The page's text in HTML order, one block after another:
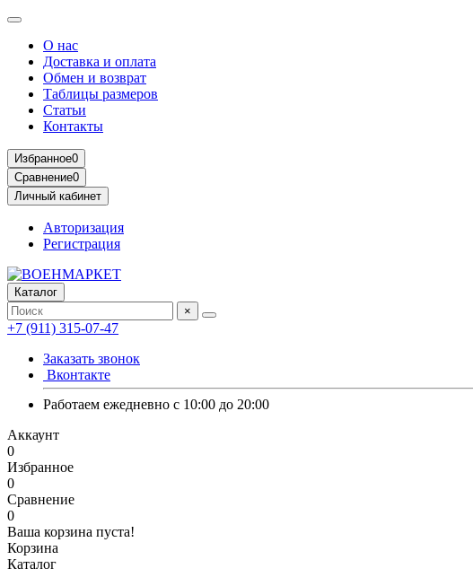
О нас
Доставка и оплата
Обмен и возврат
Таблицы размеров
Статьи
Контакты
Избранное0
Сравнение0
Личный кабинет
Авторизация
Регистрация
Каталог
×
+7 (911) 315-07-47
Заказать звонок
Вконтакте
Работаем ежедневно с 10:00 до 20:00
Аккаунт
0
Избранное
0
Сравнение
0
Ваша корзина пуста!
Корзина
Каталог